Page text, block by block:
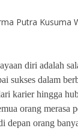
Putra Kusuma
diri adalah
sukses dalam
karier hingga
orang merasa
depan orang